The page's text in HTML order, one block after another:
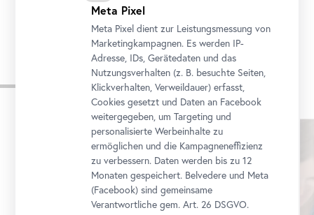
14:30 – 15:30
Aus der Reihe
Meta Pixel
Meta Pixel dient zur Leistungsmessung von
Marketingkampagnen. Es werden IP-
Adresse, IDs, Gerätedaten und das
Nutzungsverhalten (z. B. besuchte Seiten,
Klickverhalten, Verweildauer) erfasst,
Cookies gesetzt und Daten an Facebook
weitergegeben, um Targeting und
personalisierte Werbeinhalte zu
ermöglichen und die Kampagneneffizienz
zu verbessern. Daten werden bis zu 12
Monaten gespeichert. Belvedere und Meta
(Facebook) sind gemeinsame
Verantwortliche gem.Art. 26 DSGVO.